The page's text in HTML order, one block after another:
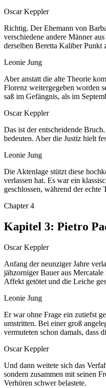
Oscar Keppler
Richtig. Der Ehemann von
verschiedene andere Männer
derselben Beretta Kaliber Punkt
Leonie Jung
Aber anstatt die alte Theorie
Florenz weitergegeben worden
saß im Gefängnis, als im
Oscar Keppler
Das ist der entscheidende
bedeuten. Aber die Justiz hielt
Leonie Jung
Die Aktenlage stützt diese
verlassen hat. Es war ein
geschlossen, während der echte
Chapter4
Kapitel 3: Pietro
Oscar Keppler
Anfang der neunziger Jahre
jähzorniger Bauer aus
Affekt getötet und die Leiche
Leonie Jung
Er war ohne Frage ein zutiefst
umstritten. Bei einer groß
vermuteten schon damals, dass
Oscar Keppler
Und dann weitete sich das
sondern zusammen mit seinen
Verhören schwer belastete.